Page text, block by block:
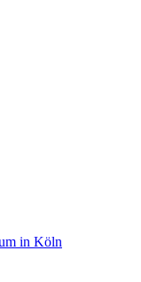
in Köln